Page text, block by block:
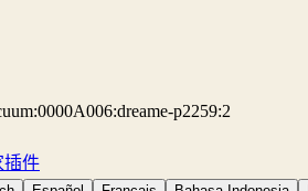
p2259:2
插件